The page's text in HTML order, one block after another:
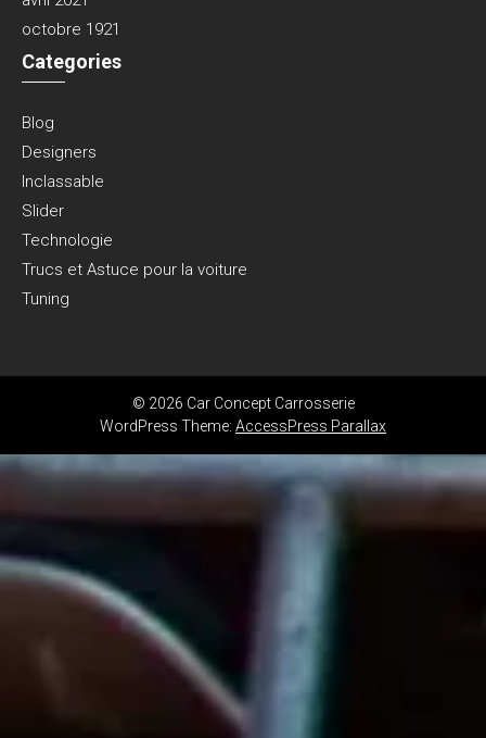
octobre 1921
Categories
Blog
Designers
Inclassable
Slider
Technologie
Trucs et Astuce pour la voiture
Tuning
© 2026 Car Concept Carrosserie
WordPress Theme: AccessPress Parallax